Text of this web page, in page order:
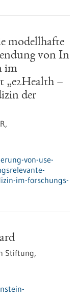
modellhafte
von In
im
„e2Health –
der
von-use-
im-forschungs-
Stiftung,